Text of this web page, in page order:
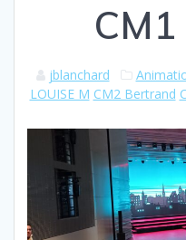
jblanchard
LOUISE M CM2 Bertrand